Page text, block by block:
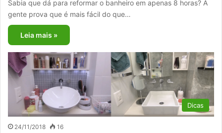
Sabia que dá para reformar o banheiro em apenas 8 horas? A
gente prova que é mais fácil do que…
Leia mais »
Dicas
24/11/2018 16